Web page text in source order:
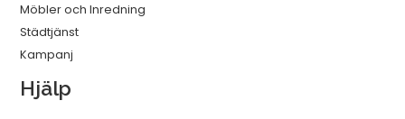
Möbler och Inredning
Städtjänst
Kampanj
Hjälp